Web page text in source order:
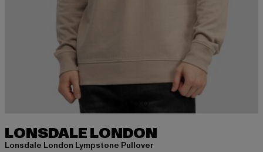
LONSDALE LONDON
Lonsdale London Lympstone Pullover